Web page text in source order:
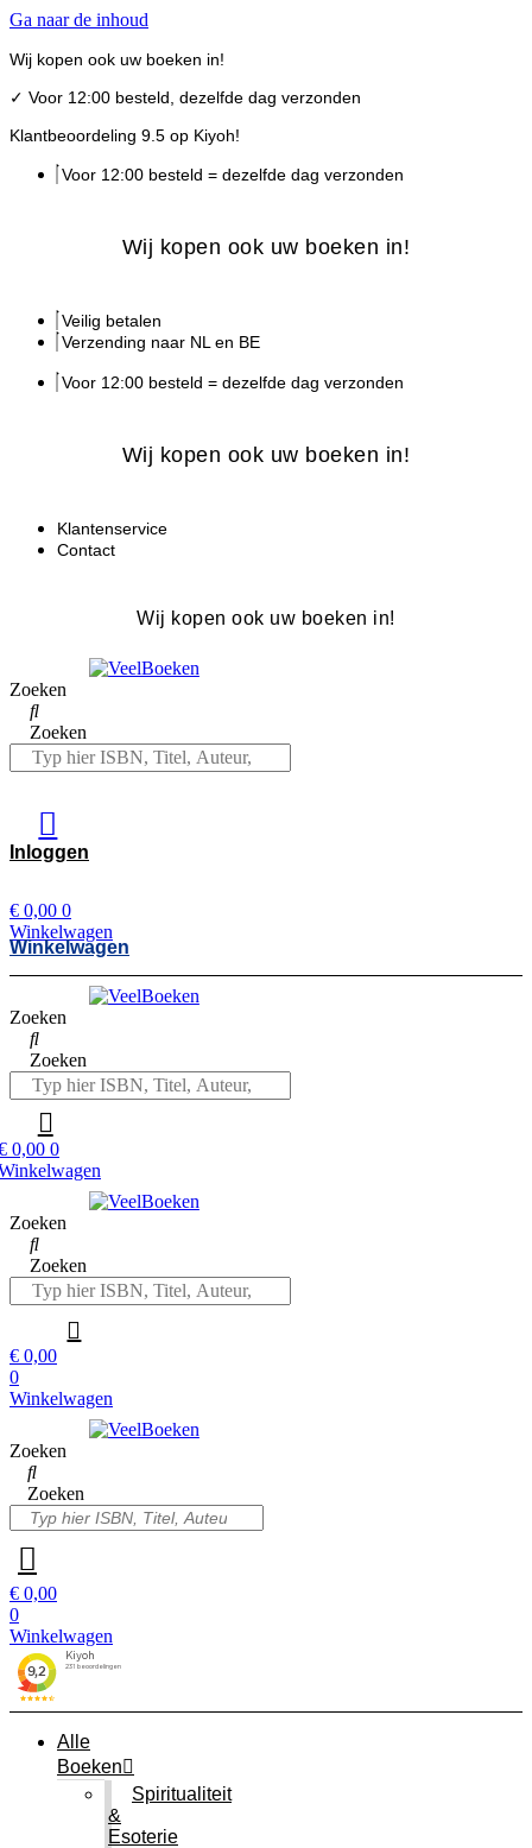
Ga naar de inhoud
Wij kopen ook uw boeken in!
✓ Voor 12:00 besteld, dezelfde dag verzonden
Klantbeoordeling 9.5 op Kiyoh!
Voor 12:00 besteld = dezelfde dag verzonden
Wij kopen ook uw boeken in!
Veilig betalen
Verzending naar NL en BE
Voor 12:00 besteld = dezelfde dag verzonden
Wij kopen ook uw boeken in!
Klantenservice
Contact
Wij kopen ook uw boeken in!
Zoeken
Zoeken
Inloggen
€ 0,00 0
Winkelwagen
Winkelwagen
Zoeken
Zoeken
0,00 0
Zoeken
Zoeken
€ 0,00
0
Winkelwagen
Zoeken
Zoeken
€ 0,00
0
Winkelwagen
Alle
Boeken
Spiritualiteit
&
Esoterie